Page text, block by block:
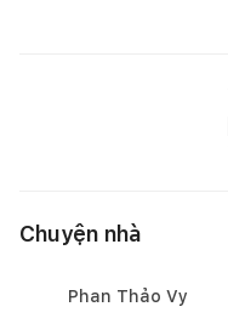
Chuyện nhà
Phan Thảo Vy